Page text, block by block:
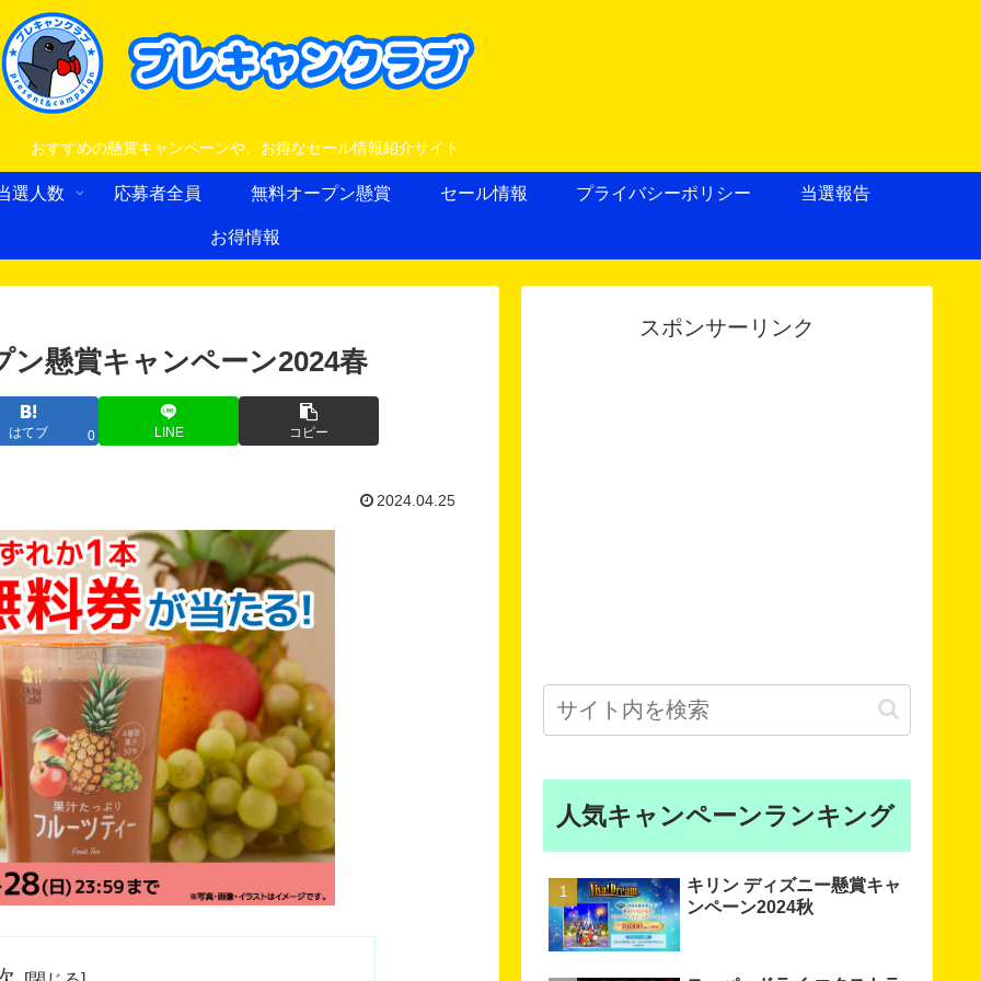
おすすめの懸賞キャンペーンや、お得なセール情報紹介サイト
選人数 応募者全員 無料オープン懸賞 セール情報 プライバシーポリシー 当選報告
お得情報
懸賞キャンペーン2024春
はてブ 0 LINE コピー
2024.04.25
スポンサーリンク
人気キャンペーンランキング
キリン ディズニー懸賞キャ
ンペーン2024秋